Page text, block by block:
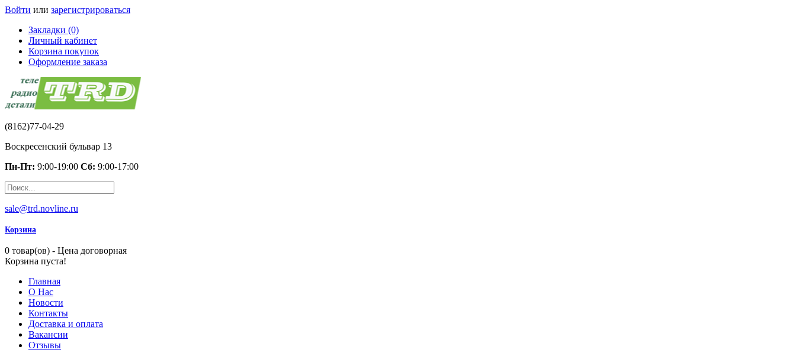
Войти или зарегистрироваться
Закладки (0)
Личный кабинет
Корзина покупок
Оформление заказа
(8162)77-04-29
Воскресенский бульвар 13
Пн-Пт: 9:00-19:00 Сб: 9:00-17:00
sale@trd.novline.ru
Корзина
0 товар(ов) - Цена договорная
Корзина пуста!
Главная
О Нас
Новости
Контакты
Доставка и оплата
Вакансии
Отзывы